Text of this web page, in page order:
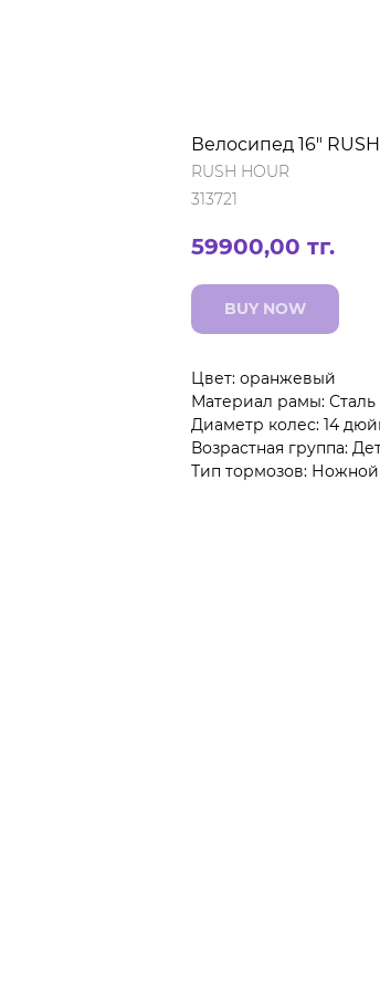
Велосипед 16"
RUSH HOUR
313721
59900,00 тг.
BUY NOW
Цвет: оранжевый
Материал рамы: Сталь
Диаметр колес: 14
Возрастная группа:
Тип тормозов: Ножной